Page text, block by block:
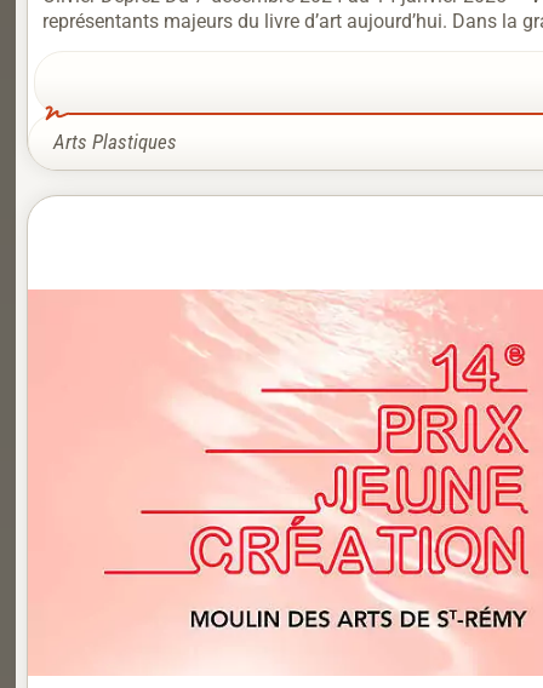
représentants majeurs du livre d’art aujourd’hui. Dans la
Arts Plastiques